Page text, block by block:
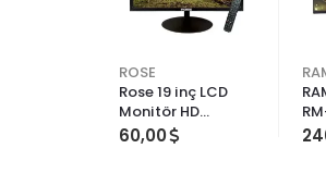
ROSE
Rose 19 inç LCD
Monitör HD
Çözünürlük Smart
60,00